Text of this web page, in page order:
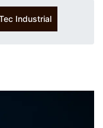
Industrial